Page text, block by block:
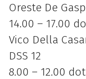
Oreste De
14.00 – 17.00
Vico Della
DSS 12
8.00 – 12.00